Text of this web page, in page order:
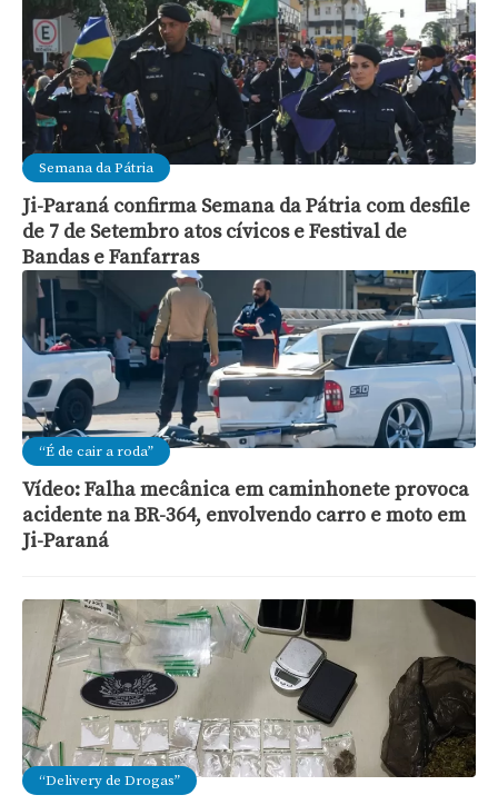
Semana da Pátria
Ji-Paraná confirma Semana da Pátria com desfile
de 7 de Setembro atos cívicos e Festival de
Bandas e Fanfarras
“É de cair a roda”
Vídeo: Falha mecânica em caminhonete provoca
acidente na BR-364, envolvendo carro e moto em
Ji-Paraná
“Delivery de Drogas”